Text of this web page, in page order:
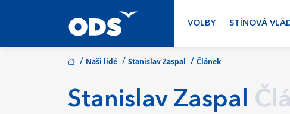
VOLBY STÍNOVÁ
/ Naši lidé / Stanislav Zaspal / Článek
Stanislav Zaspal